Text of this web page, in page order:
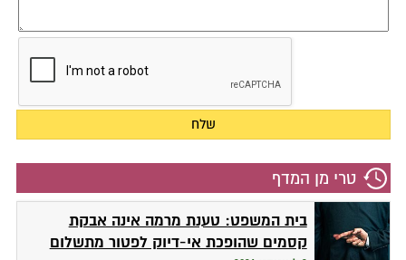
טרי מן המדף
בית המשפט: טענת מרמה אינה אבקת
קסמים שהופכת אי-דיוק לפטור מתשלום